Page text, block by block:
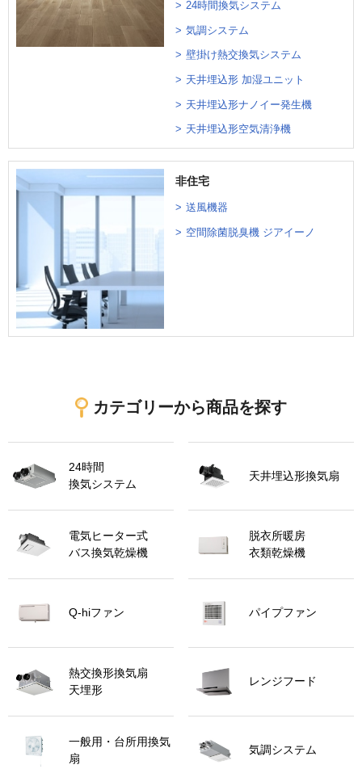
24時間換気システム
気調システム
壁掛け熱交換気システム
天井埋込形 加湿ユニット
天井埋込形ナノイー発生機
天井埋込形空気清浄機
非住宅
送風機器
空間除菌脱臭機 ジアイーノ
カテゴリーから商品を探す
24時間
換気システム
天井埋込形換気扇
電気ヒーター式
バス換気乾燥機
脱衣所暖房
衣類乾燥機
Q-hiファン パイプファン
熱交換形換気扇
天埋形
レンジフード
一般用・台所用換気
扇
気調システム